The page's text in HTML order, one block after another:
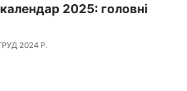
2025: головні
2024 Р.